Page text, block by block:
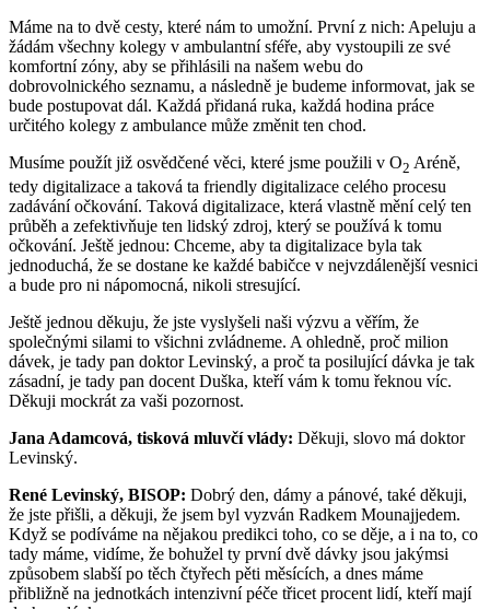
Máme na to dvě cesty, které nám to umožní. První z nich: Apeluju a
žádám všechny kolegy v ambulantní sféře, aby vystoupili ze své
komfortní zóny, aby se přihlásili na našem webu do
dobrovolnického seznamu, a následně je budeme informovat, jak se
bude postupovat dál. Každá přidaná ruka, každá hodina práce
určitého kolegy z ambulance může změnit ten chod.
Musíme použít již osvědčené věci, které jsme použili v O2 Aréně,
tedy digitalizace a taková ta friendly digitalizace celého procesu
zadávání očkování. Taková digitalizace, která vlastně mění celý ten
průběh a zefektivňuje ten lidský zdroj, který se používá k tomu
očkování. Ještě jednou: Chceme, aby ta digitalizace byla tak
jednoduchá, že se dostane ke každé babičce v nejvzdálenější vesnici
a bude pro ni nápomocná, nikoli stresující.
Ještě jednou děkuju, že jste vyslyšeli naši výzvu a věřím, že
společnými silami to všichni zvládneme. A ohledně, proč milion
dávek, je tady pan doktor Levinský, a proč ta posilující dávka je tak
zásadní, je tady pan docent Duška, kteří vám k tomu řeknou víc.
Děkuji mockrát za vaši pozornost.
Jana Adamcová, tisková mluvčí vlády: Děkuji, slovo má doktor
Levinský.
René Levinský, BISOP: Dobrý den, dámy a pánové, také děkuji,
že jste přišli, a děkuji, že jsem byl vyzván Radkem Mounajjedem.
Když se podíváme na nějakou predikci toho, co se děje, a i na to, co
tady máme, vidíme, že bohužel ty první dvě dávky jsou jakýmsi
způsobem slabší po těch čtyřech pěti měsících, a dnes máme
přibližně na jednotkách intenzivní péče třicet procent lidí, kteří mají